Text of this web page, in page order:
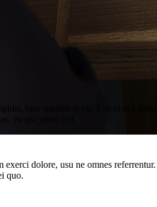
hinc partem ei est. Eos ei nisl
eu qui purto zril.
dolore, usu ne omnes
quo.